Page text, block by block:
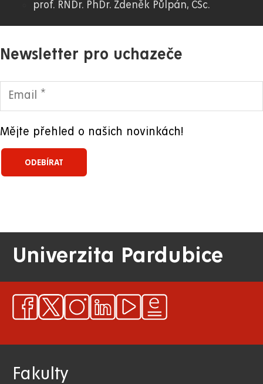
prof. RNDr. PhDr. Zdeněk Půlpán, CSc.
Newsletter pro uchazeče
Mějte přehled o našich novinkách!
Univerzita Pardubice
Fakulty